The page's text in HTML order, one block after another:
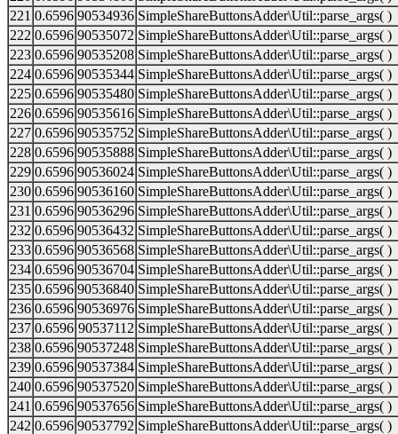
221 0.6596 90534936 SimpleShareButtonsAdder\Util::parse_args( )
222 0.6596 90535072 SimpleShareButtonsAdder\Util::parse_args( )
223 0.6596 90535208 SimpleShareButtonsAdder\Util::parse_args( )
224 0.6596 90535344 SimpleShareButtonsAdder\Util::parse_args( )
225 0.6596 90535480 SimpleShareButtonsAdder\Util::parse_args( )
226 0.6596 90535616 SimpleShareButtonsAdder\Util::parse_args( )
227 0.6596 90535752 SimpleShareButtonsAdder\Util::parse_args( )
228 0.6596 90535888 SimpleShareButtonsAdder\Util::parse_args( )
229 0.6596 90536024 SimpleShareButtonsAdder\Util::parse_args( )
230 0.6596 90536160 SimpleShareButtonsAdder\Util::parse_args( )
231 0.6596 90536296 SimpleShareButtonsAdder\Util::parse_args( )
232 0.6596 90536432 SimpleShareButtonsAdder\Util::parse_args( )
233 0.6596 90536568 SimpleShareButtonsAdder\Util::parse_args( )
234 0.6596 90536704 SimpleShareButtonsAdder\Util::parse_args( )
235 0.6596 90536840 SimpleShareButtonsAdder\Util::parse_args( )
236 0.6596 90536976 SimpleShareButtonsAdder\Util::parse_args( )
237 0.6596 90537112 SimpleShareButtonsAdder\Util::parse_args( )
238 0.6596 90537248 SimpleShareButtonsAdder\Util::parse_args( )
239 0.6596 90537384 SimpleShareButtonsAdder\Util::parse_args( )
240 0.6596 90537520 SimpleShareButtonsAdder\Util::parse_args( )
241 0.6596 90537656 SimpleShareButtonsAdder\Util::parse_args( )
242 0.6596 90537792 SimpleShareButtonsAdder\Util::parse_args( )